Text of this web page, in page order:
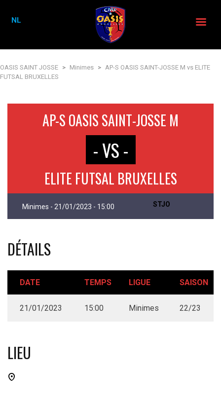
OASIS SAINT JOSSE > Minimes > AP-S OASIS SAINT-JOSSE M vs ELITE
FUTSAL BRUXELLES
AP-S OASIS SAINT-JOSSE M
- VS -
ELITE FUTSAL BRUXELLES
Minimes - 21/01/2023 - 15:00 STJO
DÉTAILS
DATE TEMPS LIGUE SAISON
21/01/2023 15:00 Minimes 22/23
LIEU
NL